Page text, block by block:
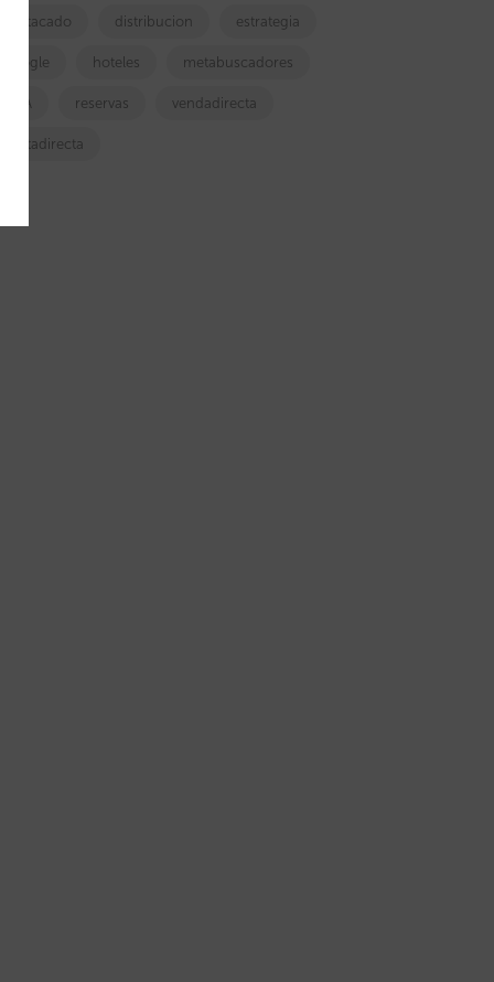
destacado distribucion estrategia
google hoteles metabuscadores
OTA reservas vendadirecta
ventadirecta